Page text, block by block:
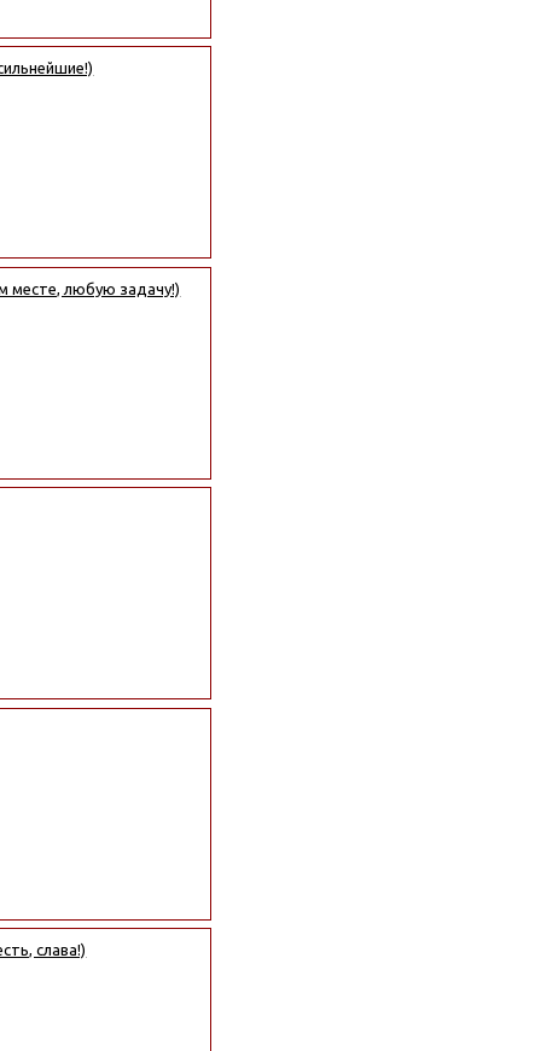
месте, любую задачу!)
слава!)